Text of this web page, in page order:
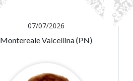
07/07/2026
Montereale Valcellina (PN)